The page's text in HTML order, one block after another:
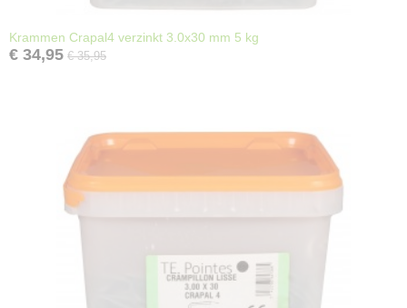
Krammen Crapal4 verzinkt 3.0x30 mm 5 kg
€ 34,95 € 35,95